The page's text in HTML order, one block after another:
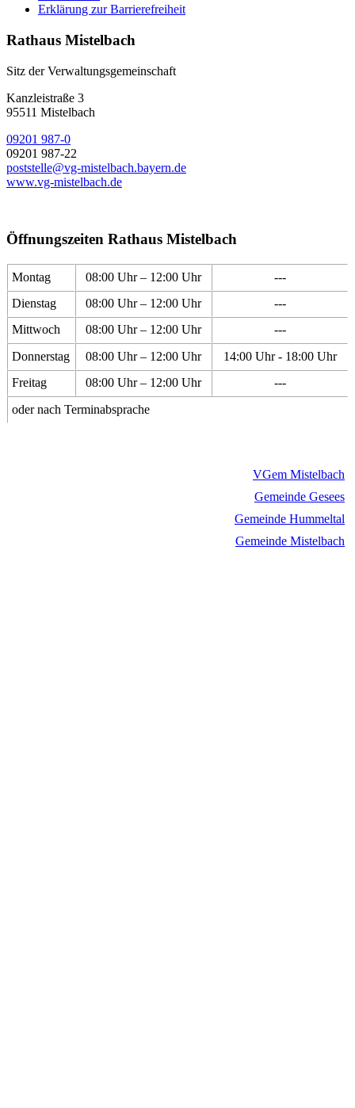
Erklärung zur Barrierefreiheit
Rathaus Mistelbach
Sitz der Verwaltungsgemeinschaft
Kanzleistraße 3
95511 Mistelbach
09201 987-0
09201 987-22
poststelle@vg-mistelbach.bayern.de
www.vg-mistelbach.de
Öffnungszeiten Rathaus Mistelbach
Montag 08:00 Uhr – 12:00 Uhr
---
Dienstag
08:00 Uhr – 12:00 Uhr
---
Mittwoch
08:00 Uhr – 12:00 Uhr
---
Donnerstag
08:00 Uhr – 12:00 Uhr
14:00 Uhr - 18:00 Uhr
Freitag
08:00 Uhr – 12:00 Uhr
---
oder nach Terminabsprache
VGem Mistelbach
Gemeinde Gesees
Gemeinde Hummeltal
Gemeinde Mistelbach